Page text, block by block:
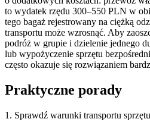
to wydatek rzędu 300–550 PLN w
tego bagaż rejestrowany na ciężką
transportu może wzrosnąć. Aby
podróż w grupie i dzielenie jednego
lub wypożyczenie sprzętu
często okazuje się rozwiązaniem
Praktyczne porady
1. Sprawdź warunki transportu